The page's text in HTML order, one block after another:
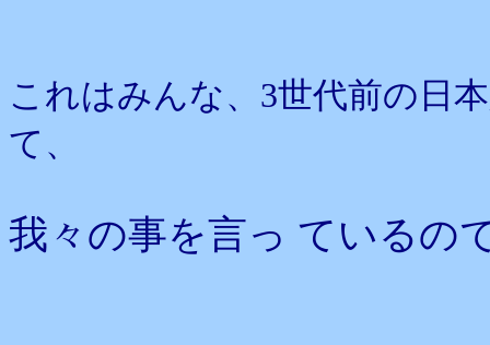
これはみんな、3世代前の日
て、
我々の事を言っ ているの